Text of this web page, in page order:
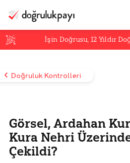
İşin Doğrusu,12 Yıldır
Doğruluk Kontrolleri
Görsel, Ardahan
Kura Nehri
Çekildi?